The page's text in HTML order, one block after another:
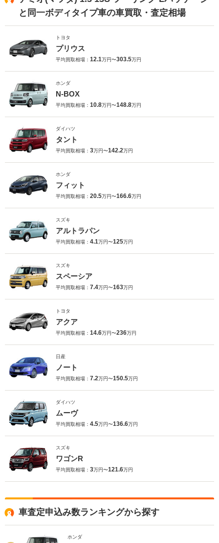
と同一ボディタイプ車の車買取・査定相場
トヨタ
プリウス
平均買取相場： 12.1万円〜303.5万円
ホンダ
N-BOX
平均買取相場： 10.8万円〜148.8万円
ダイハツ
タント
平均買取相場： 3万円〜142.2万円
ホンダ
フィット
平均買取相場： 20.5万円〜166.6万円
スズキ
アルトラパン
平均買取相場： 4.1万円〜125万円
スズキ
スペーシア
平均買取相場： 7.4万円〜163万円
トヨタ
アクア
平均買取相場： 14.6万円〜236万円
日産
ノート
平均買取相場： 7.2万円〜150.5万円
ダイハツ
ムーヴ
平均買取相場： 4.5万円〜136.6万円
スズキ
ワゴンR
平均買取相場： 3万円〜121.6万円
車査定申込み数ランキングから探す
ホンダ